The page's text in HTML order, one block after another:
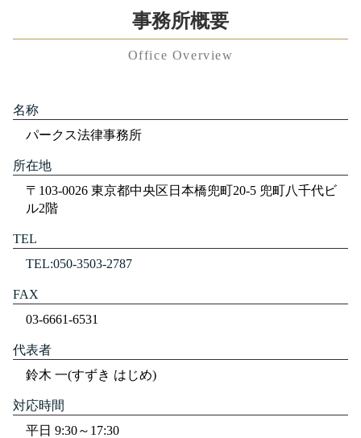
事務所概要
Office Overview
名称
パークス法律事務所
所在地
〒103-0026 東京都中央区日本橋兜町20-5 兜町八千代ビ
ル2階
TEL
TEL:050-3503-2787
FAX
03-6661-6531
代表者
鈴木 一(すずき はじめ)
対応時間
平日 9:30～17:30